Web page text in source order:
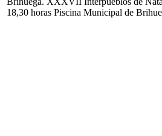
18,30 horas Piscina Municipal de